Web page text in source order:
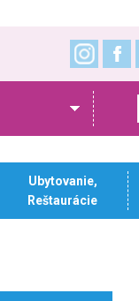
Ubytovanie,
Reštaurácie